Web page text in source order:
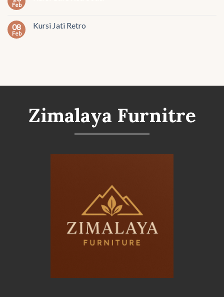
Feb
08
Feb
Kursi Jati Retro
Zimalaya Furnitre